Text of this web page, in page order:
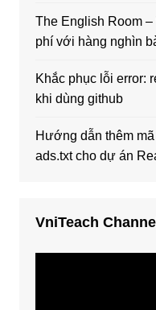
The English Room
phí với hàng nghìn
Khắc phục lỗi error:
khi dùng github
Hướng dẫn thêm
ads.txt cho dự án
VniTeach